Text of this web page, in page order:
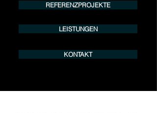
REFERENZPROJEKTE
LEISTUNGEN
KONTAKT